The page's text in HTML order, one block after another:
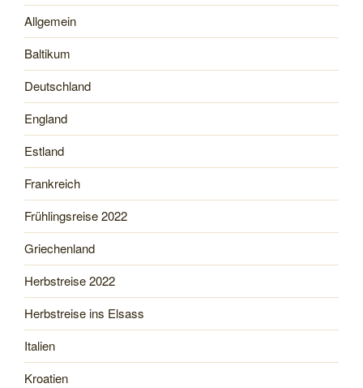
Allgemein
Baltikum
Deutschland
England
Estland
Frankreich
Frühlingsreise 2022
Griechenland
Herbstreise 2022
Herbstreise ins Elsass
Italien
Kroatien